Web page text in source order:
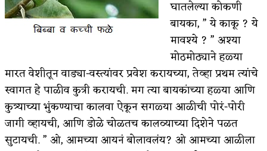
घातलेल्या कोकणी
बायका, ” ये काकू ? ये
मावश्ये ? ” अश्या
मोठमोठ्याने हळ्या
मारत वेशीतून वाड्या-वस्त्यांवर प्रवेश करायच्या, तेव्हा प्रथम त्यांचे
स्वागत हे पाळीव कुत्री करायची. मग त्या बायकांच्या हळ्या आणि
कुत्र्याच्या भुंकण्याचा कालवा ऐकून सगळ्या आळीची पोरं-पोरी
जागी व्हायची, आणि डोळे चोळतच कालव्याच्या दिशेने पळत
सुटायची. ” ओ, आमच्या आयनं बोलावलंय? ओ आमच्या आळीला